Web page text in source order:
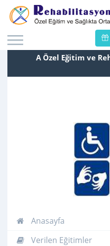
A Özel Eğitim ve
Anasayfa
Verilen Eğitimler